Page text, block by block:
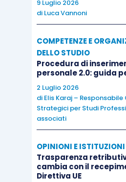
9 Luglio 2026
di Luca Vannoni
COMPETENZE E
DELLO STUDIO
Procedura di
personale 2.0: guida
2 Luglio 2026
di Elis Karaj –
Strategici per Studi
associati
OPINIONI E ISTITUZIONI
Trasparenza
cambia con il
Direttiva UE